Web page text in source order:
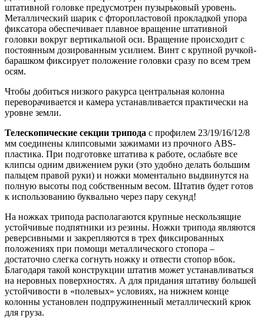
штативной головке предусмотрен пузырьковый уровень.
Металлический шарик с фторопластовой прокладкой упора
фиксатора обеспечивает плавное вращение штативной
головки вокруг вертикальной оси. Вращение происходит с
постоянным дозированным усилием. Винт с крупной ручкой-
барашком фиксирует положение головки сразу по всем трем
осям.
Чтобы добиться низкого ракурса центральная колонна
переворачивается и камера устанавливается практически на
уровне земли.
Телескопические секции трипода с профилем 23/19/16/12/8
мм соединены клипсовыми зажимами из прочного ABS-
пластика. При подготовке штатива к работе, ослабьте все
клипсы одним движением руки (это удобно делать большим
пальцем правой руки) и ножки моментально выдвинутся на
полную высоты под собственным весом. Штатив будет готов
к использованию буквально через пару секунд!
На ножках трипода располагаются крупные нескользящие
устойчивые подпятники из резины. Ножки трипода являются
реверсивными и закрепляются в трех фиксированных
положениях при помощи металлического стопора –
достаточно слегка согнуть ножку и отвести стопор вбок.
Благодаря такой конструкции штатив может устанавливаться
на неровных поверхностях. А для придания штативу большей
устойчивости в «полевых» условиях, на нижнем конце
колонны установлен подпружиненный металлический крюк
для груза.